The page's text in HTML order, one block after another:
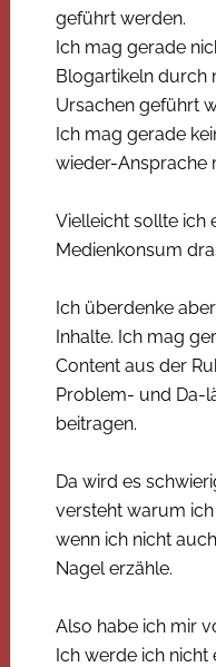
geführt werden.
Ich mag gerade
Blogartikeln durch
Ursachen geführt
Ich mag gerade
wieder-Ansprache
Vielleicht sollte ich
Medienkonsum
Ich überdenke
Inhalte. Ich mag
Content aus der
Problem- und Da-
beitragen.
Da wird es
versteht warum
wenn ich nicht
Nagel erzähle.
Also habe ich mir
Ich werde ich